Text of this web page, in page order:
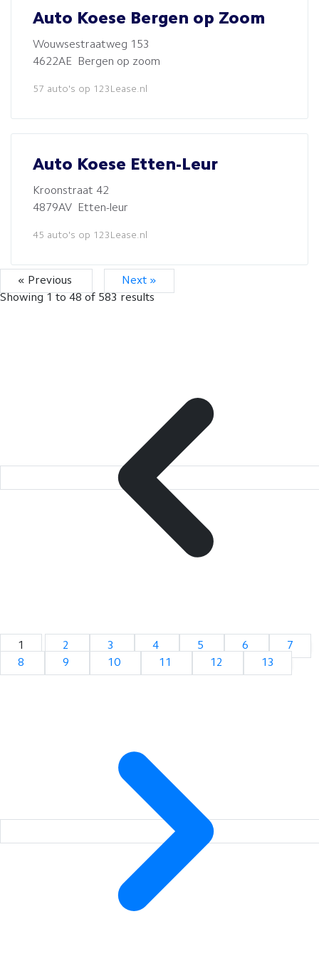
Auto Koese Bergen op Zoom
Wouwsestraatweg 153
4622AE Bergen op zoom
57 auto's op 123Lease.nl
Auto Koese Etten-Leur
Kroonstraat 42
4879AV Etten-leur
45 auto's op 123Lease.nl
« Previous
Next »
Showing 1 to 48 of 583 results
1 2 3 4 5 6
7
8
9 10 11 12 13